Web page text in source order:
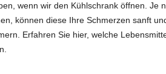
wenn wir den Kühlschrank öffnen. Je
können diese Ihre Schmerzen sanft
Erfahren Sie hier, welche